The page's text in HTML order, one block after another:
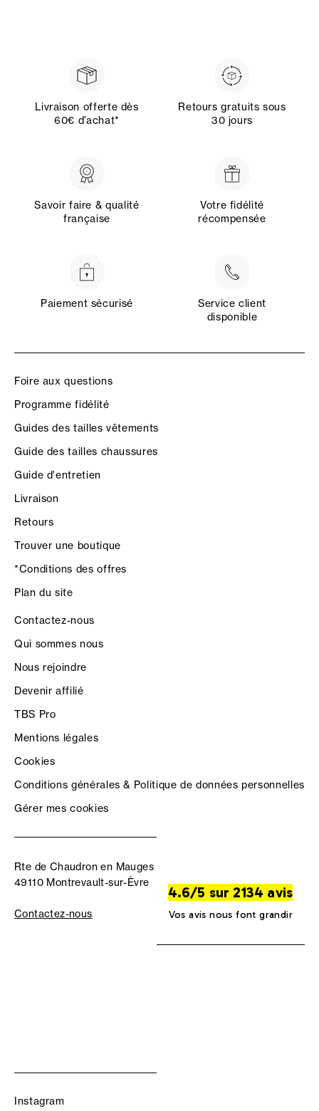
Livraison offerte dès
60€ d’achat*
Retours gratuits sous
30 jours
Savoir faire & qualité
française
Votre fidélité
récompensée
Paiement sécurisé
Service client
disponible
Foire aux questions
Programme fidélité
Guides des tailles vêtements
Guide des tailles chaussures
Guide d'entretien
Livraison
Retours
Trouver une boutique
*Conditions des offres
Plan du site
Contactez-nous
Qui sommes nous
Nous rejoindre
Devenir affilié
TBS Pro
Mentions légales
Cookies
Conditions générales & Politique de données personnelles
Gérer mes cookies
Rte de Chaudron en Mauges
49110 Montrevault-sur-Èvre
Contactez-nous
4.6/5 sur 2134 avis
Vos avis nous font grandir
Instagram